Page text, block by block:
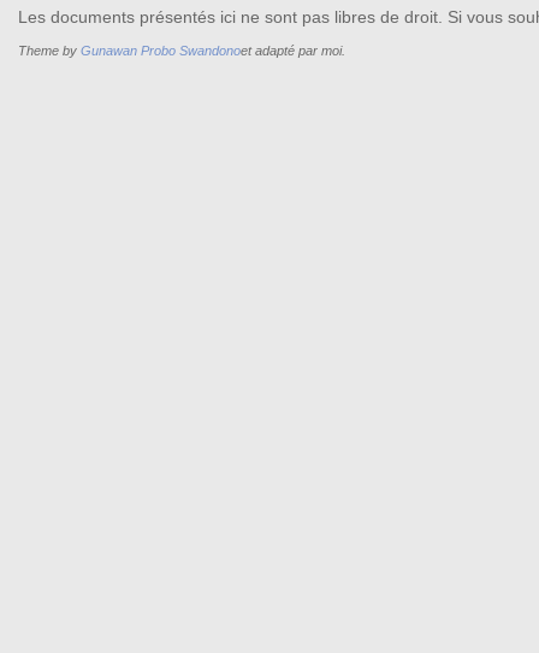
Les documents présentés ici ne sont pas libres de droit. Si vous
Theme by Gunawan Probo Swandonoet adapté par moi.